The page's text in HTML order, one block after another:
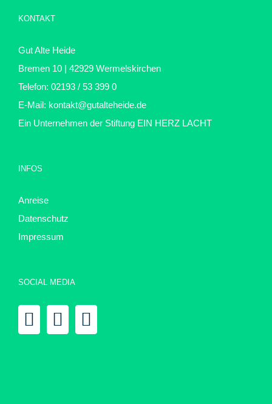
KONTAKT
Gut Alte Heide
Bremen 10 | 42929 Wermelskirchen
Telefon: 02193 / 53 399 0
E-Mail: kontakt@gutalteheide.de
Ein Unternehmen der Stiftung EIN HERZ LACHT
INFOS
Anreise
Datenschutz
Impressum
SOCIAL MEDIA